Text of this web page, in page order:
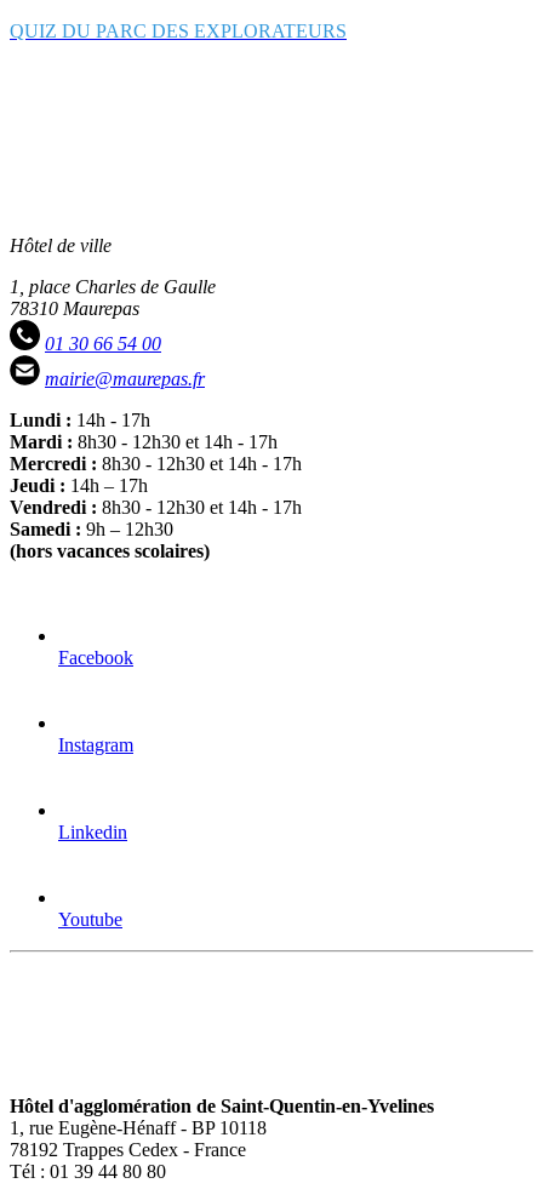
QUIZ DU PARC DES EXPLORATEURS
Hôtel de ville
1, place Charles de Gaulle
78310 Maurepas
01 30 66 54 00
mairie@maurepas.fr
Lundi : 14h - 17h
Mardi : 8h30 - 12h30 et 14h - 17h
Mercredi : 8h30 - 12h30 et 14h - 17h
Jeudi : 14h – 17h
Vendredi : 8h30 - 12h30 et 14h - 17h
Samedi : 9h – 12h30
(hors vacances scolaires)
Facebook
Instagram
Linkedin
Youtube
Hôtel d'agglomération de Saint-Quentin-en-Yvelines
1, rue Eugène-Hénaff - BP 10118
78192 Trappes Cedex - France
Tél : 01 39 44 80 80